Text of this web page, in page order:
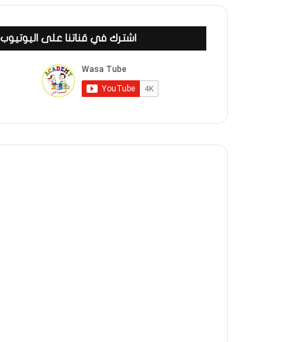
اشترك في قناتنا على اليوتيوب